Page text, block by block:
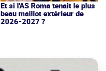
Et si l'AS Roma tenait le plus
beau maillot extérieur de
2026-2027 ?